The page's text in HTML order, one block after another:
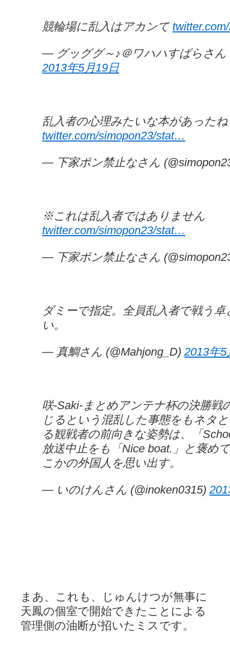
競輪場に乱入はアカンて
— グッググ～♪＠ワハハすばらさん
2013年5月19日
乱入者の心理みたいな本があった
twitter.com/simopon23/stat…
— 下家ポン禁止なさん
※これは乱入者ではありません
twitter.com/simopon23/stat…
— 下家ポン禁止なさん
ダミーで指定。全員乱入者で戦う
い。
— 真鯛さん (@Mahjong_D) 2013年5
咲-Saki-まとめアンテナ杯の決勝戦
じるという混乱した事態をもネタ
る観戦者の前向きな姿勢は、「
放送中止をも「Nice boat.」と褒め
こかの外国人を思い出す。
— いのけんさん (@inoken0315)
まあ、これも、じゅんけつが無事に
天鳳の個室で開始できたことによる
管理側の油断が招いたミスです。